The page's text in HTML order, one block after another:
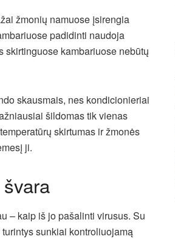
žmonių namuose įsirengia
padidinti naudoja
skirtinguose kambariuose nebūtų
skausmais, nes kondicionieriai
šildomas tik vienas
skirtumas ir žmonės
ji.
– kaip iš jo pašalinti virusus. Su
sunkiai kontroliuojamą